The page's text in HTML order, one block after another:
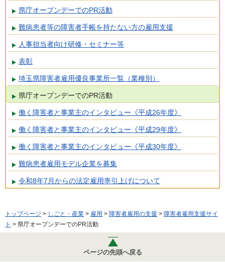
県庁オープンデーでのPR活動
難病患者等の障害者手帳を持たない方の雇用支援
人事担当者向け研修・セミナー等
表彰
埼玉県障害者雇用優良事業所一覧（業種別）
県庁オープンデーでのPR活動
働く障害者と事業主のインタビュー《平成26年度》
働く障害者と事業主のインタビュー《平成29年度》
働く障害者と事業主のインタビュー《平成30年度》
難病患者雇用モデル企業を募集
令和8年7月からの法定雇用率引上げについて
トップページ > しごと・産業 > 雇用 > 障害者雇用の支援 > 障害者雇用支援サイ
ト > 県庁オープンデーでのPR活動
ページの先頭へ戻る